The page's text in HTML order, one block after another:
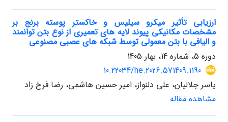
ارزیابی تأثیر میکرو سیلیس و خاکستر پوسته برنج بر
مشخصات مکانیکی پیوند لایه های تعمیری از نوع بتن توانمند
و الیافی با بتن معمولی توسط شبکه های عصبی مصنوعی
دوره 5، شماره 14، بهار 1405
10.22034/he.2026.571409.1190
یاسر جلالیان، علی دلنواز، امیر حسین هاشمی، رضا فرخ زاد
مشاهده مقاله